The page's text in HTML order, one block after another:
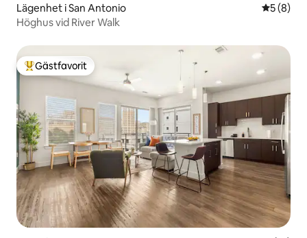
Lägenhet i San Antonio 5 av 5 i
5 (8)
Höghus vid River Walk
Populär gästfavorit
Gästfavorit